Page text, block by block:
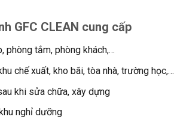
GFC CLEAN cung cấp
phòng tắm, phòng khách,…
chế xuất, kho bãi, tòa nhà, trường học,…
khi sửa chữa, xây dựng
nghỉ dưỡng